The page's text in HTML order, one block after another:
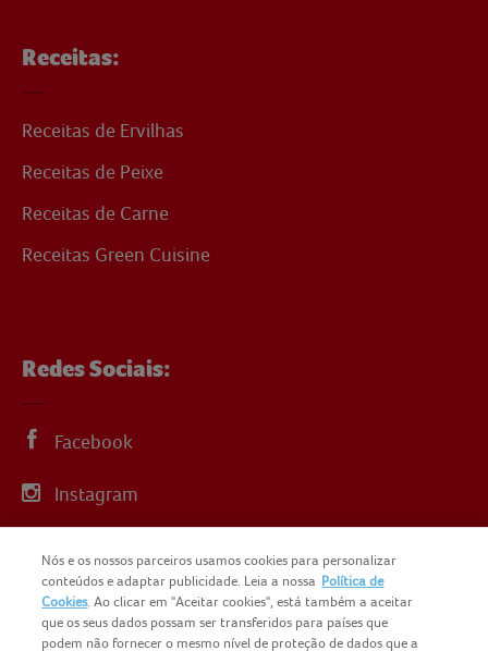
Receitas:
Receitas de Ervilhas
Receitas de Peixe
Receitas de Carne
Receitas Green Cuisine
Redes Sociais:
Facebook
Instagram
YouTube
Nós e os nossos parceiros usamos cookies para personalizar
conteúdos e adaptar publicidade. Leia a nossa Política de
Cookies. Ao clicar em "Aceitar cookies", está também a aceitar
que os seus dados possam ser transferidos para países que
podem não fornecer o mesmo nível de proteção de dados que a